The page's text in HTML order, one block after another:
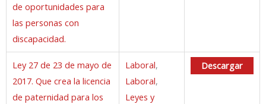
de oportunidades para
las personas con
discapacidad.
Ley 27 de 23 de mayo de
2017. Que crea la licencia
de paternidad para los
Laboral,
Laboral,
Leyes y
Descargar